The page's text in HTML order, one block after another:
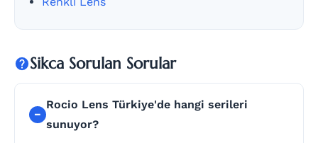
Sikca Sorulan Sorular
Rocio Lens Türkiye'de hangi serileri
sunuyor?